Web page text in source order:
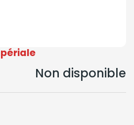
Non disponible